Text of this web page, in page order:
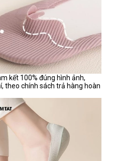
kết 100% đúng hình ảnh,
theo chính sách trả hàng hoàn